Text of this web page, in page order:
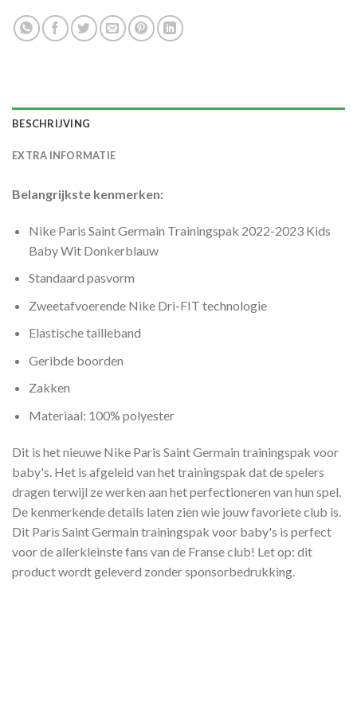
BESCHRIJVING
EXTRA INFORMATIE
Belangrijkste kenmerken:
Nike Paris Saint Germain Trainingspak 2022-2023 Kids
Baby Wit Donkerblauw
Standaard pasvorm
Zweetafvoerende Nike Dri-FIT technologie
Elastische tailleband
Geribde boorden
Zakken
Materiaal: 100% polyester
Dit is het nieuwe Nike Paris Saint Germain trainingspak voor
baby's. Het is afgeleid van het trainingspak dat de spelers
dragen terwijl ze werken aan het perfectioneren van hun spel.
De kenmerkende details laten zien wie jouw favoriete club is.
Dit Paris Saint Germain trainingspak voor baby's is perfect
voor de allerkleinste fans van de Franse club! Let op: dit
product wordt geleverd zonder sponsorbedrukking.